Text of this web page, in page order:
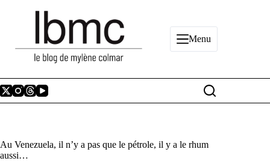
Menu
Au Venezuela, il n’y a pas que le pétrole, il y a le rhum
aussi…